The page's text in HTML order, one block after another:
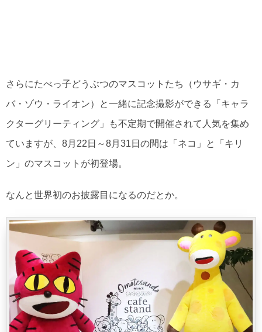
さらにたべっ子どうぶつのマスコットたち（ウサギ・カ
バ・ゾウ・ライオン）と一緒に記念撮影ができる「キャラ
クターグリーティング」も不定期で開催されて人気を集め
ていますが、8月22日～8月31日の間は「ネコ」と「キリ
ン」のマスコットが初登場。
なんと世界初のお披露目になるのだとか。